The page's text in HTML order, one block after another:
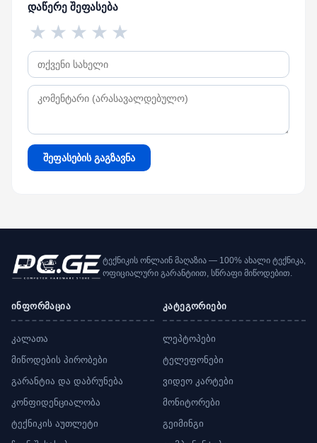
დაწერე შეფასება
★
★
★
★
★
შეფასების გაგზავნა
ტექნიკის ონლაინ მაღაზია — 100% ახალი ტექნიკა,
ოფიციალური გარანტიით, სწრაფი მიწოდებით.
ინფორმაცია
კალათა
მიწოდების პირობები
გარანტია და დაბრუნება
კონფიდენციალობა
ტექნიკის აუთლეტი
კატეგორიები
ლეპტოპები
ტელეფონები
ვიდეო კარტები
მონიტორები
გეიმინგი